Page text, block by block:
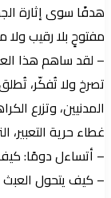
هدفًا سوى إثارة
مفتوحٍ بلا رقيب ولا
– لقد ساهم هذا
تصرخ ولا تُفكّر،
المدنيين، وتزرع
غطاء حرية
– أتساءل دومًا:
– كيف يتحول العبث